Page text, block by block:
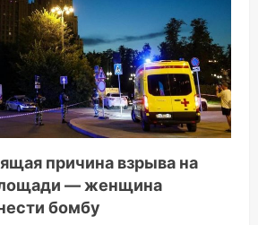
причина взрыва на
— женщина
бомбу